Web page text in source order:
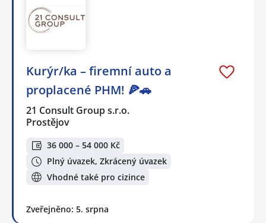
Kurýr/ka – firemní auto a
proplacené PHM! 🍕🚗
21 Consult Group s.r.o.
Prostějov
36 000 – 54 000 Kč
Plný úvazek, Zkrácený úvazek
Vhodné také pro cizince
Zveřejněno: 5. srpna